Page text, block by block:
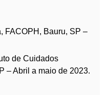
FACOPH, Bauru, SP –
de Cuidados
– Abril a maio de 2023.